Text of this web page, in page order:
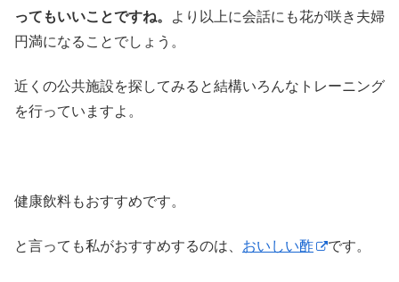
ってもいいことですね。
より以上に会話にも花が咲き夫婦
円満になることでしょう。
近くの公共施設を探してみると結構いろんなトレーニング
を行っていますよ。
健康飲料もおすすめです。
と言っても私がおすすめするのは、 おいしい酢 です。